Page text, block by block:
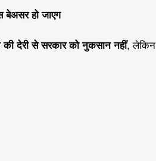
बेअसर हो जाएग
की देरी से सरकार को नुकसान नहीं, लेकिन